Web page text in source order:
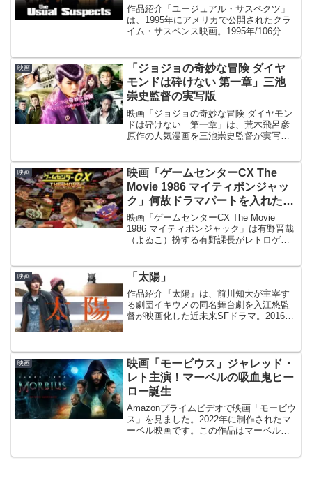
作品紹介「ユージュアル・サスペクツ」
は、1995年にアメリカで公開されたクラ
イム・サスペンス映画。1995年/106分。
ィ」「ワルキューレ」「Ｘ－メン」...
映画
「ジョジョの奇妙な冒険 ダイヤ
モンドは砕けない 第一章」三池
崇史監督の実写版
映画「ジョジョの奇妙な冒険 ダイヤモン
ドは砕けない 第一章」は、荒木飛呂彦
原作の人気漫画を三池崇史監督が実写映
映画
映画「ゲームセンターCX The
Movie 1986 マイティボンジャッ
ク」何故ドラマパートを入れたの
か…？
映画「ゲームセンターCX The Movie
1986 マイティボンジャック」は有野晋哉
（よゐこ）扮する有野課長がレトロゲー
映画 「太陽」
作品紹介『太陽』は、前川知大が主宰す
る劇団イキウメの同名舞台劇を入江悠監
督が映画化した近未来SFドラマ。2016
督・脚本入江悠「ＳＲ サイタマノラッ
パー」「ジ...
映画
映画「モービウス」ジャレッド・
レト主演！マーベルの吸血鬼ヒー
ロー誕生
Amazonプライムビデオで映画「モービウ
ス」を見ました。2022年に制作されたマ
ーベル映画です。この作品はマーベル内